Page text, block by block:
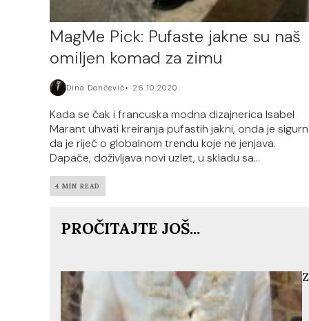
MagMe Pick: Pufaste jakne su naš
omiljen komad za zimu
Dina Dončević 26.10.2020.
Kada se čak i francuska modna dizajnerica Isabel
Marant uhvati kreiranja pufastih jakni, onda je
da je riječ o globalnom trendu koje ne jenjava.
Dapače, doživljava novi uzlet, u skladu sa...
4 MIN READ
PROČITAJTE JOŠ...